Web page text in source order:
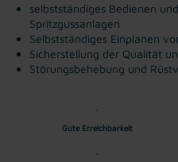
selbstständiges Bedienen
Spritzgussanlagen
Selbstständiges Einplanen
Sicherstellung der Qualität
Störungsbehebung und
Gute Erreichbarkeit